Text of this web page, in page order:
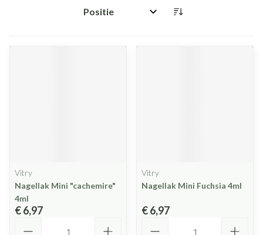
Sorteer op:
Vitry
Nagellak Mini "cachemire"
4ml
€ 6,97
Vitry
Nagellak Mini Fuchsia 4ml
€ 6,97